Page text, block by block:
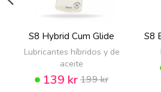
S8 Hybrid Cum Glide
Lubricantes híbridos y de
aceite
139 kr199 kr
S8